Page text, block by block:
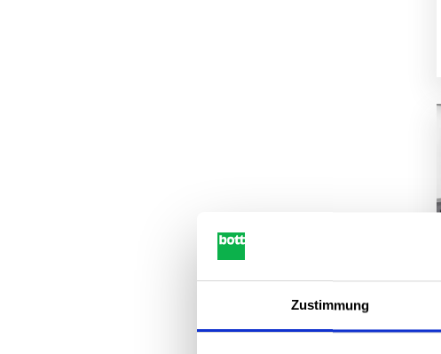
Zustimmung